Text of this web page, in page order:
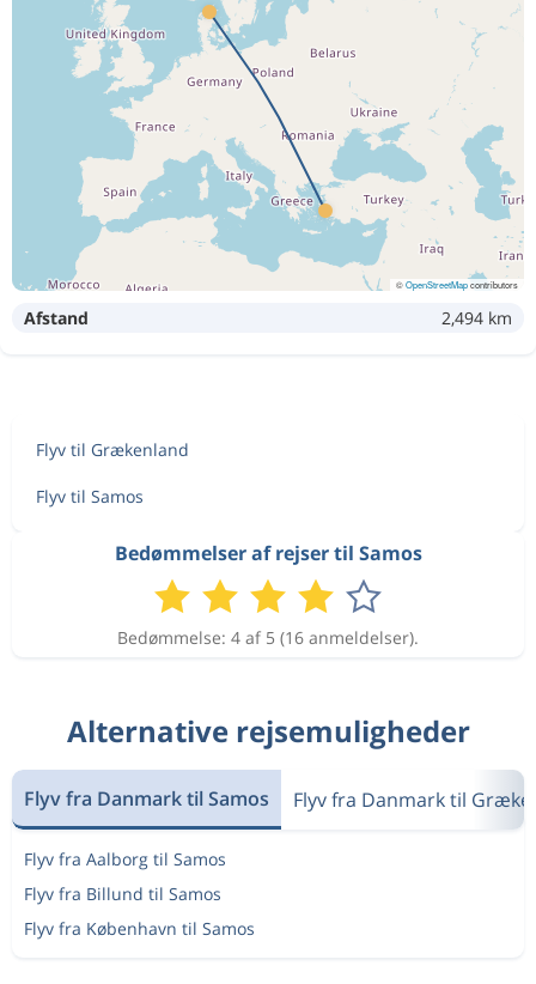
©OpenStreetMapcontributors
Afstand 2,494 km
Flyv til Grækenland
Flyv til Samos
Bedømmelser af rejser til Samos
Bedømmelse: 4 af 5 (16 anmeldelser).
Alternative rejsemuligheder
Flyv fra Danmark til Samos Flyv fra Danmark til
Flyv fra Aalborg til Samos
Flyv fra Billund til Samos
Flyv fra København til Samos